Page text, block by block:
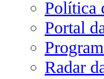
Política
Portal
Radar